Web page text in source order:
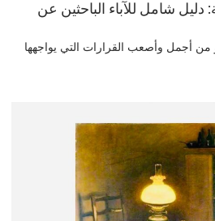
دليل شامل للآباء الباحثين عن
من أجمل وأصعب القرارات التي يواجهها